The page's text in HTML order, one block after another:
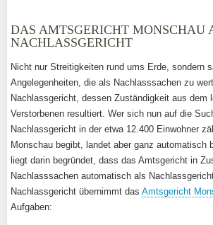
DAS AMTSGERICHT MONSCHAU
NACHLASSGERICHT
Nicht nur Streitigkeiten rund ums Erde, sondern
Angelegenheiten, die als Nachlasssachen zu
Nachlassgericht, dessen Zuständigkeit aus dem
Verstorbenen resultiert. Wer sich nun auf die
Nachlassgericht in der etwa 12.400 Einwohner
Monschau begibt, landet aber ganz automatisch
liegt darin begründet, dass das Amtsgericht in
Nachlasssachen automatisch als
Nachlassgericht übernimmt das Amtsgericht
Aufgaben: